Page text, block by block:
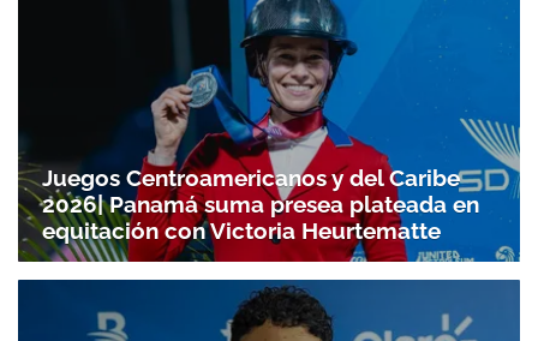
Juegos Centroamericanos y del Caribe
2026| Panamá suma presea plateada en
equitación con Victoria Heurtematte